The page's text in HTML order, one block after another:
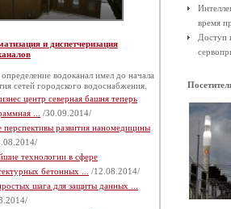
и диспетчеризация
определение водоканал имел до начала
сетей городского водоснабжения.
центр северная башня теперь
...
/30.09.2014/
перспективы развития наномедицины
технологии в сфере
бетонных ...
/12.08.2014/
шага для защиты данных ...
время
Доступ